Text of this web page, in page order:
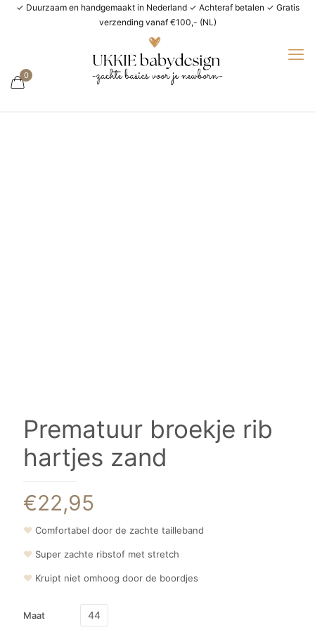
✓ Duurzaam en handgemaakt in Nederland ✓ Achteraf betalen ✓ Gratis
verzending vanaf €100,- (NL)
0
Prematuur broekje rib
hartjes zand
€22,95
❤ Comfortabel door de zachte tailleband
❤ Super zachte ribstof met stretch
❤ Kruipt niet omhoog door de boordjes
Maat 44